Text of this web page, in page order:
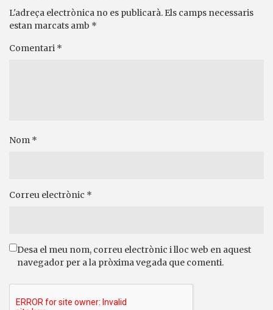
L'adreça electrònica no es publicarà. Els camps necessaris
estan marcats amb *
Comentari *
Nom *
Correu electrònic *
Desa el meu nom, correu electrònic i lloc web en aquest
navegador per a la pròxima vegada que comenti.